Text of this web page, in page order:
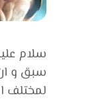
سلام
سبق و
لمختلف